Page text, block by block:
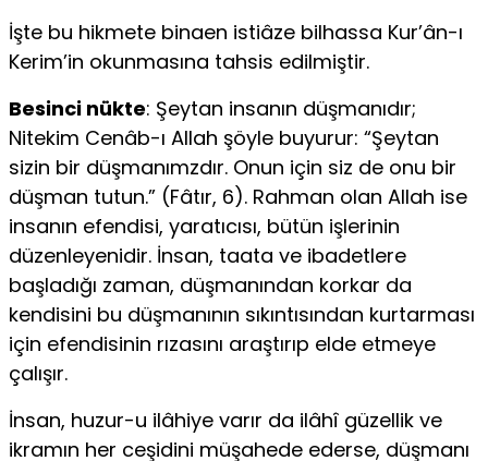
İşte bu hikmete binaen istiâze bilhassa Kur’ân-ı
Kerim’in okunmasına tahsis edilmiştir.
Besinci nükte: Şeytan insanın düşmanıdır;
Nitekim Cenâb-ı Allah şöyle buyurur: “Şeytan
sizin bir düşmanımzdır. Onun için siz de onu bir
düşman tutun.” (Fâtır, 6). Rahman olan Allah ise
insanın efendisi, yaratıcısı, bütün işlerinin
düzenleyenidir. İnsan, taata ve ibadetlere
başladığı zaman, düşmanından korkar da
kendisini bu düşmanının sıkıntısından kurtarması
için efendisinin rızasını araştırıp elde etmeye
çalışır.
İnsan, huzur-u ilâhiye varır da ilâhî güzellik ve
ikramın her ceşidini müşahede ederse, düşmanı